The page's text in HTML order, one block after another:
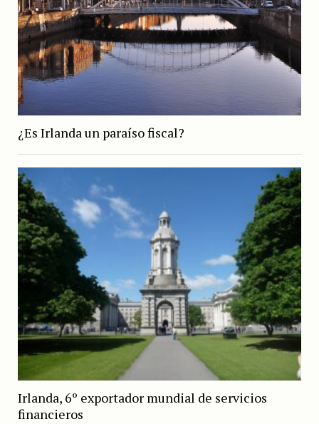
¿Es Irlanda un paraíso fiscal?
Irlanda, 6º exportador mundial de servicios
financieros